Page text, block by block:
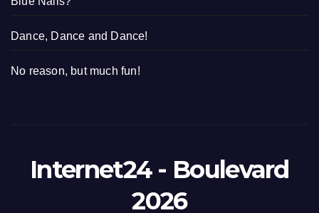
Dance, Dance and Dance!
No reason, but much fun!
Internet24 - Boulevard
2026